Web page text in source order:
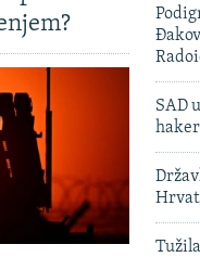
SAD